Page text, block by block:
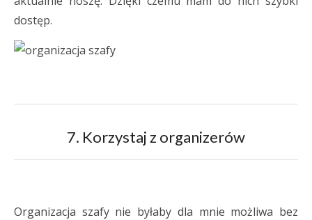
dostęp.
7. Korzystaj z organizerów
Organizacja szafy nie byłaby dla mnie możliwa bez